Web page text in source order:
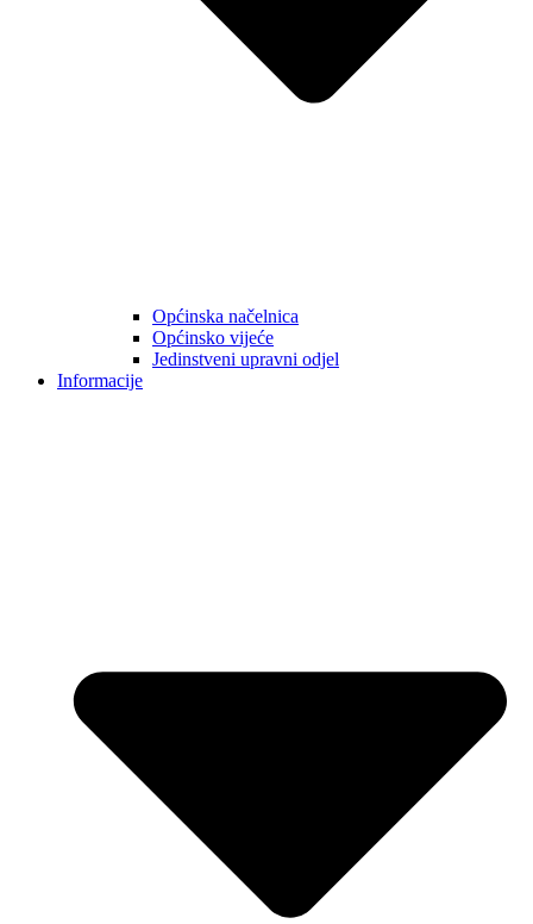
Općinska načelnica
Općinsko vijeće
Jedinstveni upravni odjel
Informacije